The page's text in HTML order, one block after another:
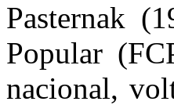
Pasternak
Popular (
nacional,